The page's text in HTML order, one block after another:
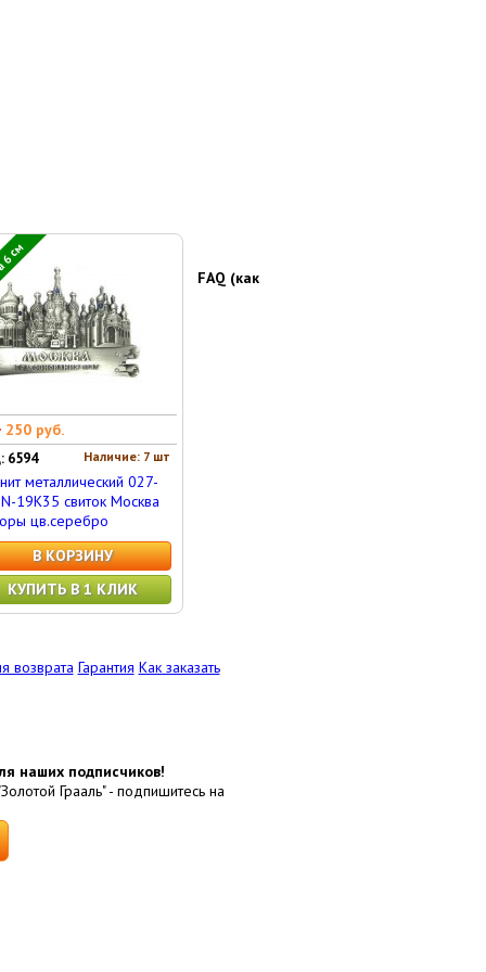
см
250 руб.
Наличие: 7 шт
6594
металлический 027-
19K35 свиток Москва
цв.серебро
В КОРЗИНУ
КУПИТЬ В 1 КЛИК
FAQ (как
возврата Гарантия Как заказать
наших подписчиков!
Грааль" - подпишитесь на